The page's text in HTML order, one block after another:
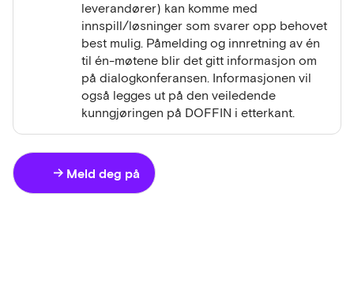
leverandører) kan komme med
innspill/løsninger som svarer opp behovet
best mulig. Påmelding og innretning av én
til én-møtene blir det gitt informasjon om
på dialogkonferansen. Informasjonen vil
også legges ut på den veiledende
kunngjøringen på DOFFIN i etterkant.
Meld deg på